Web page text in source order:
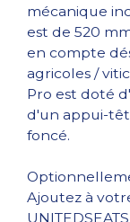
mécanique
est de 520
en compte
agricoles /
Pro est doté
d'un appui-
foncé.
Ajoutez à